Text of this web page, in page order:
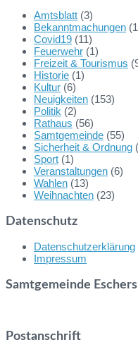
Amtsblatt (3)
Bekanntmachungen
Covid19 (11)
Feuerwehr (1)
Freizeit & Tourismus
Historie (1)
Kultur (6)
Neuigkeiten (153)
Politik (2)
Rathaus (56)
Samtgemeinde (55)
Sicherheit & Ordnung
Sport (1)
Veranstaltungen (6)
Wahlen (13)
Weihnachten (23)
Datenschutz
Datenschutzerklärung
Impressum
Samtgemeinde
Postanschrift